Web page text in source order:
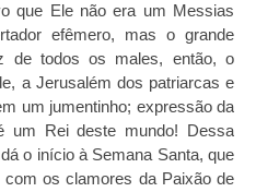
que Ele não era um Messias
efêmero, mas o grande
de todos os males, então, o
a Jerusalém dos patriarcas e
um jumentinho; expressão da
um Rei deste mundo! Dessa
o início à Semana Santa, que
os clamores da Paixão de